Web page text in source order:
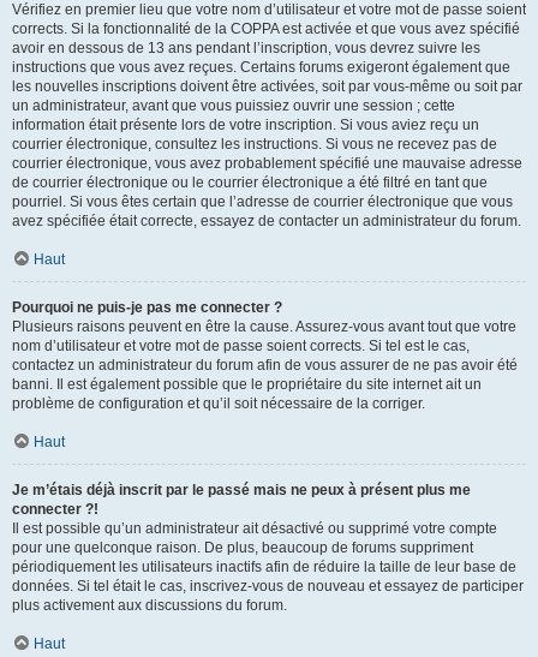
Vérifiez en premier lieu que votre nom d’utilisateur et votre mot de passe soient
corrects. Si la fonctionnalité de la COPPA est activée et que vous avez spécifié
avoir en dessous de 13 ans pendant l’inscription, vous devrez suivre les
instructions que vous avez reçues. Certains forums exigeront également que
les nouvelles inscriptions doivent être activées, soit par vous-même ou soit par
un administrateur, avant que vous puissiez ouvrir une session ; cette
information était présente lors de votre inscription. Si vous aviez reçu un
courrier électronique, consultez les instructions. Si vous ne recevez pas de
courrier électronique, vous avez probablement spécifié une mauvaise adresse
de courrier électronique ou le courrier électronique a été filtré en tant que
pourriel. Si vous êtes certain que l’adresse de courrier électronique que vous
avez spécifiée était correcte, essayez de contacter un administrateur du forum.
Haut
Pourquoi ne puis-je pas me connecter ?
Plusieurs raisons peuvent en être la cause. Assurez-vous avant tout que votre
nom d’utilisateur et votre mot de passe soient corrects. Si tel est le cas,
contactez un administrateur du forum afin de vous assurer de ne pas avoir été
banni. Il est également possible que le propriétaire du site internet ait un
problème de configuration et qu’il soit nécessaire de la corriger.
Haut
Je m’étais déjà inscrit par le passé mais ne peux à présent plus me
connecter ?!
Il est possible qu’un administrateur ait désactivé ou supprimé votre compte
pour une quelconque raison. De plus, beaucoup de forums suppriment
périodiquement les utilisateurs inactifs afin de réduire la taille de leur base de
données. Si tel était le cas, inscrivez-vous de nouveau et essayez de participer
plus activement aux discussions du forum.
Haut